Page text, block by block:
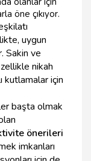
öne çıkıyor.
uygun
Sakin ve
nikah
kutlamalar için
başta olmak
önerileri
imkanları